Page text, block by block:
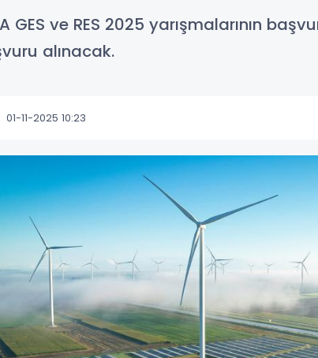
GES ve RES 2025 yarışmalarının
alınacak.
01-11-2025 10:23